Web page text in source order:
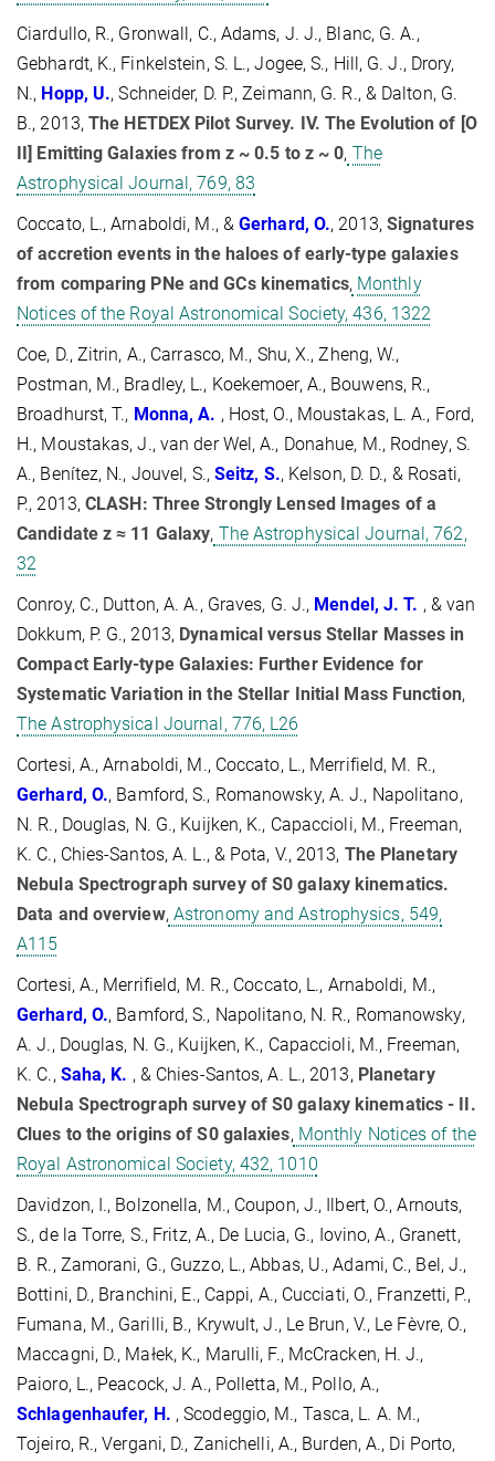
Ciardullo, R., Gronwall, C., Adams, J. J., Blanc, G. A.,
Gebhardt, K., Finkelstein, S. L., Jogee, S., Hill, G. J., Drory,
N., Hopp, U., Schneider, D. P., Zeimann, G. R., & Dalton, G.
B., 2013, The HETDEX Pilot Survey. IV. The Evolution of [O
II] Emitting Galaxies from z ~ 0.5 to z ~ 0, The
Astrophysical Journal, 769, 83
Coccato, L., Arnaboldi, M., & Gerhard, O., 2013, Signatures
of accretion events in the haloes of early-type galaxies
from comparing PNe and GCs kinematics,Monthly
Notices of the Royal Astronomical Society, 436, 1322
Coe, D., Zitrin, A., Carrasco, M., Shu, X., Zheng, W.,
Postman, M., Bradley, L., Koekemoer, A., Bouwens, R.,
Broadhurst, T., Monna, A. , Host, O., Moustakas, L. A., Ford,
H., Moustakas, J., van der Wel, A., Donahue, M., Rodney, S.
A., Benítez, N., Jouvel, S., Seitz, S., Kelson, D. D., & Rosati,
P., 2013, CLASH: Three Strongly Lensed Images of a
Candidate z ≈ 11 Galaxy, The Astrophysical Journal, 762,
32
Conroy, C., Dutton, A. A., Graves, G. J., Mendel, J. T. , & van
Dokkum, P. G., 2013, Dynamical versus Stellar Masses in
Compact Early-type Galaxies: Further Evidence for
Systematic Variation in the Stellar Initial Mass Function,
The Astrophysical Journal, 776, L26
Cortesi, A., Arnaboldi, M., Coccato, L., Merrifield, M. R.,
Gerhard, O., Bamford, S., Romanowsky, A. J., Napolitano,
N. R., Douglas, N. G., Kuijken, K., Capaccioli, M., Freeman,
K. C., Chies-Santos, A. L., & Pota, V., 2013, The Planetary
Nebula Spectrograph survey of S0 galaxy kinematics.
Data and overview,Astronomy and Astrophysics, 549,
A115
Cortesi, A., Merrifield, M. R., Coccato, L., Arnaboldi, M.,
Gerhard, O., Bamford, S., Napolitano, N. R., Romanowsky,
A. J., Douglas, N. G., Kuijken, K., Capaccioli, M., Freeman,
K. C., Saha, K. , & Chies-Santos, A. L., 2013, Planetary
Nebula Spectrograph survey of S0 galaxy kinematics - II.
Clues to the origins of S0 galaxies,Monthly Notices of the
Royal Astronomical Society, 432, 1010
Davidzon, I., Bolzonella, M., Coupon, J., Ilbert, O., Arnouts,
S., de la Torre, S., Fritz, A., De Lucia, G., Iovino, A., Granett,
B. R., Zamorani, G., Guzzo, L., Abbas, U., Adami, C., Bel, J.,
Bottini, D., Branchini, E., Cappi, A., Cucciati, O., Franzetti, P.,
Fumana, M., Garilli, B., Krywult, J., Le Brun, V., Le Fèvre, O.,
Maccagni, D., Małek, K., Marulli, F., McCracken, H. J.,
Paioro, L., Peacock, J. A., Polletta, M., Pollo, A.,
Schlagenhaufer, H. , Scodeggio, M., Tasca, L. A. M.,
Tojeiro, R., Vergani, D., Zanichelli, A., Burden, A., Di Porto,